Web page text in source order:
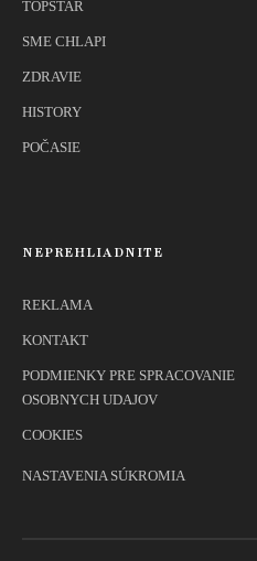
TOPSTAR
SME CHLAPI
ZDRAVIE
HISTORY
POČASIE
NEPREHLIADNITE
REKLAMA
KONTAKT
PODMIENKY PRE SPRACOVANIE
OSOBNYCH UDAJOV
COOKIES
NASTAVENIA SÚKROMIA